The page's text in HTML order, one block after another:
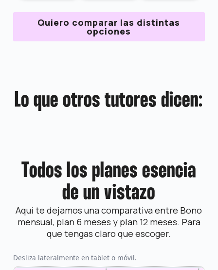
Quiero comparar las distintas
opciones
Lo que otros tutores dicen:
Todos los planes esencia
de un vistazo
Aquí te dejamos una comparativa entre Bono
mensual, plan 6 meses y plan 12 meses. Para
que tengas claro que escoger.
Desliza lateralmente en tablet o móvil.